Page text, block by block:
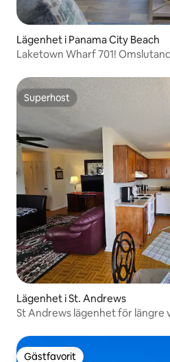
Lägenhet i Panama City Beach
Laketown Wharf 701!
Superhost
Superhost
Lägenhet i St. Andrews
St Andrews lägenhet för längre
Gästfavorit